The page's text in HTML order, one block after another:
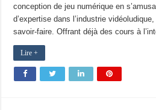
conception de jeu numérique en
d’expertise dans l’industrie
savoir-faire. Offrant déjà des cours à
Lire +